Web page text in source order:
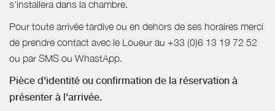
s'installera dans la chambre.
Pour toute arrivée tardive ou en dehors de ses horaires merci
de prendre contact avec le Loueur au +33 (0)6 13 19 72 52
ou par SMS ou WhastApp.
Pièce d'identité ou confirmation de la réservation à
présenter à l'arrivée.